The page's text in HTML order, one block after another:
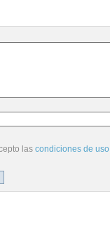
las condiciones de uso